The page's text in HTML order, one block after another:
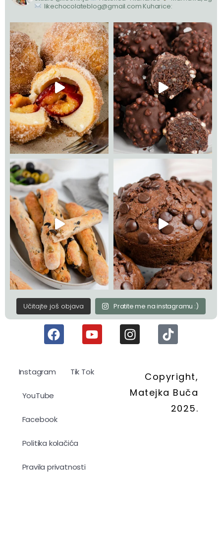
likechocolateblog@gmail.com Kuharice:
Učitajte još objava Pratite me na instagramu :)
Instagram Tik Tok
YouTube
Facebook
Politika kolačića
Pravila privatnosti
Copyright,
Matejka Buča
2025.